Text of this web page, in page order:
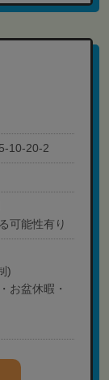
10-20-2
可能性有り
)
お盆休暇・